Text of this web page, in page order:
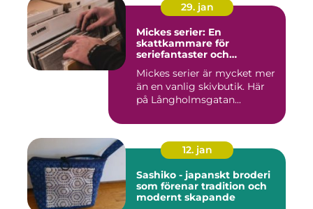
29. jan
Mickes serier: En
skattkammare för
seriefantaster och
Mickes serier är mycket mer
än en vanlig skivbutik. Här
på Långholmsgatan...
12. jan
Sashiko - japanskt broderi
som förenar tradition och
modernt skapande